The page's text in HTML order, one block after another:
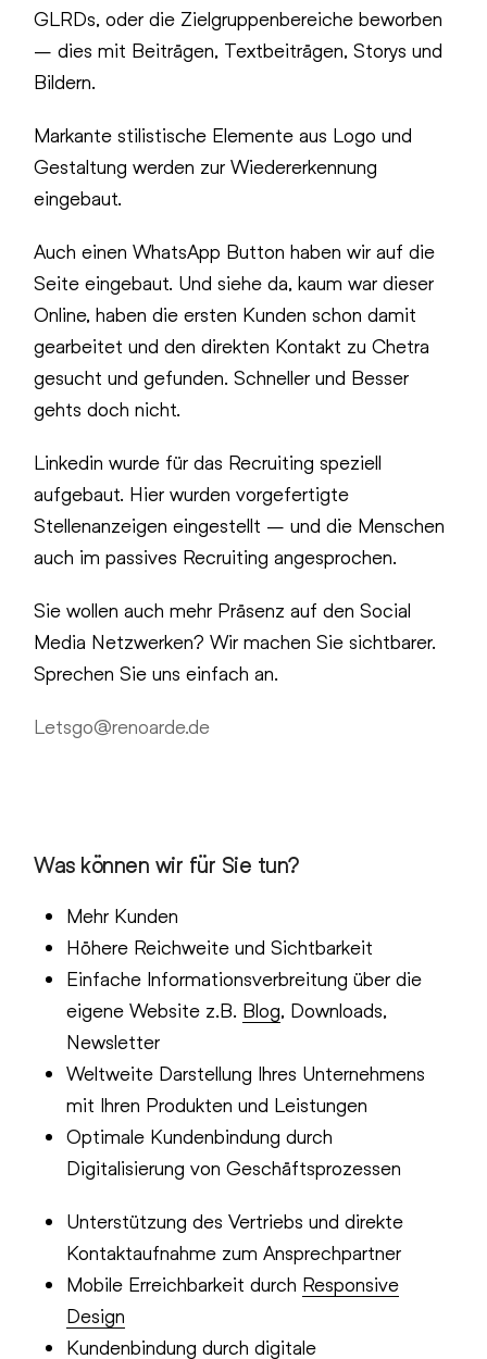
GLRDs, oder die Zielgruppenbereiche beworben
– dies mit Beiträgen, Textbeiträgen, Storys und
Bildern.
Markante stilistische Elemente aus Logo und
Gestaltung werden zur Wiedererkennung
eingebaut.
Auch einen WhatsApp Button haben wir auf die
Seite eingebaut. Und siehe da, kaum war dieser
Online, haben die ersten Kunden schon damit
gearbeitet und den direkten Kontakt zu Chetra
gesucht und gefunden. Schneller und Besser
gehts doch nicht.
Linkedin wurde für das Recruiting speziell
aufgebaut. Hier wurden vorgefertigte
Stellenanzeigen eingestellt – und die Menschen
auch im passives Recruiting angesprochen.
Sie wollen auch mehr Präsenz auf den Social
Media Netzwerken? Wir machen Sie sichtbarer.
Sprechen Sie uns einfach an.
Letsgo@renoarde.de
Was können wir für Sie tun?
Mehr Kunden
Höhere Reichweite und Sichtbarkeit
Einfache Informationsverbreitung über die
eigene Website z.B. Blog, Downloads,
Newsletter
Weltweite Darstellung Ihres Unternehmens
mit Ihren Produkten und Leistungen
Optimale Kundenbindung durch
Digitalisierung von Geschäftsprozessen
Unterstützung des Vertriebs und direkte
Kontaktaufnahme zum Ansprechpartner
Mobile Erreichbarkeit durch Responsive
Design
Kundenbindung durch digitale